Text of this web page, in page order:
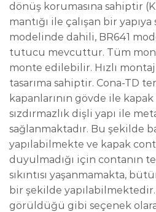
dönüş korumasına sahiptir
mantığı ile çalışan bir
modelinde dahili, BR641
tutucu mevcuttur. Tüm
monte edilebilir. Hızlı
tasarıma sahiptir. Cona-TD
kapanlarının gövde ile kapak
sızdırmazlık dişli yapı ile
sağlanmaktadır. Bu şekilde
yapılabilmekte ve kapak
duyulmadığı için contanın
sıkıntısı yaşanmamakta,
bir şekilde
görüldüğü gibi seçenek